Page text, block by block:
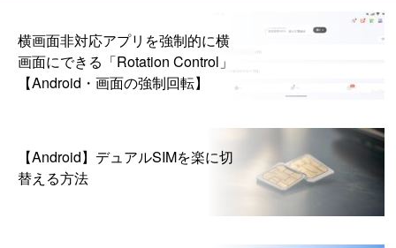
横画面非対応アプリを強制的に横
画面にできる「Rotation Control」
【Android・画面の強制回転】
【Android】デュアルSIMを楽に切
替える方法